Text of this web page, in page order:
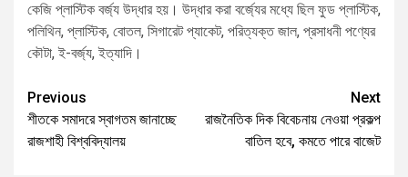
কেজি প্লাস্টিক বর্জ্য উদ্ধার হয়। উদ্ধার করা বর্জ্যের মধ্যে ছিল ফুড প্লাস্টিক,
পলিথিন, প্লাস্টিক, বোতল, সিগারেট প্যাকেট, পরিত্যক্ত জাল, প্রসাধনী পণ্যের
কৌটা, ই-বর্জ্য, ইত্যাদি।
Previous
শীতকে সমাদরে স্বাগতম জানাচ্ছে
রাজশাহী বিশ্ববিদ্যালয়
Next
রাজনৈতিক দিক বিবেচনায় নেওয়া প্রকল্প
বাতিল হবে, কমতে পারে বাজেট